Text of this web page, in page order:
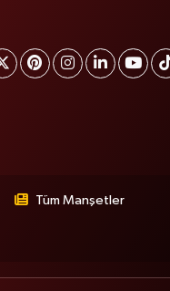
Tüm Manşetler